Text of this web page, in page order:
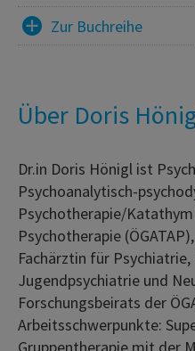
Zur Buchreihe
Über Doris
Dr.in Doris Hönigl ist
Psychoanalytisch-
Psychotherapie/
Psychotherapie
Fachärztin für
Jugendpsychiatrie und
Forschungsbeirats der
Arbeitsschwerpunkte: